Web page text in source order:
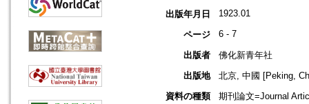
出版年月日
1923.01
ページ 6 - 7
出版者
佛化新青年社
出版地
北京, 中國 [Peking,
資料の種類
期刊論文=Journal